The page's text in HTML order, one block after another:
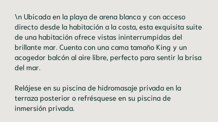
\n Ubicada en la playa de arena blanca y con acceso
directo desde la habitación a la costa, esta exquisita suite
de una habitación ofrece vistas ininterrumpidas del
brillante mar. Cuenta con una cama tamaño King y un
acogedor balcón al aire libre, perfecto para sentir la brisa
del mar.
Relájese en su piscina de hidromasaje privada en la
terraza posterior o refrésquese en su piscina de
inmersión privada.